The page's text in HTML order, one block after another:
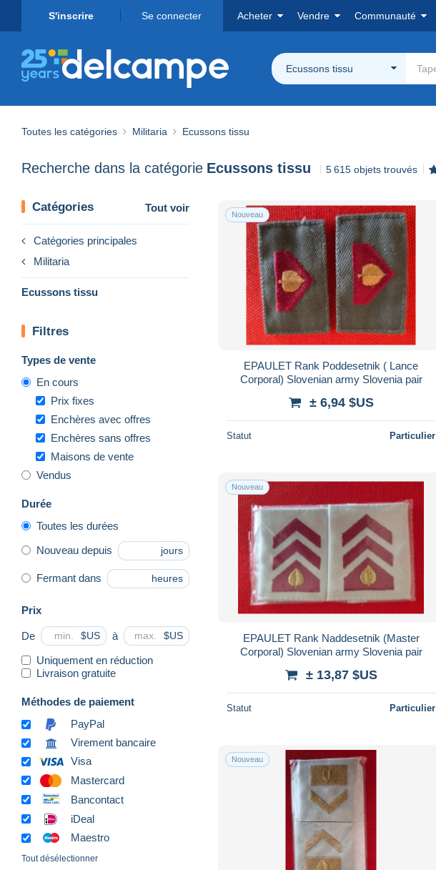
S'inscrire Se connecter Acheter Vendre Communauté
Ecussons tissu
Toutes les catégories Militaria Ecussons tissu
Recherche dans la catégorie Ecussons tissu 5 615 objets trouvés
Catégories Tout voir
Catégories principales
Militaria
Ecussons tissu
Filtres
Types de vente
En cours
Prix fixes
Enchères avec offres
Enchères sans offres
Maisons de vente
Vendus
Durée
Toutes les durées
Nouveau depuis jours
Fermant dans heures
Prix
De $US à $US
Uniquement en réduction
Livraison gratuite
Méthodes de paiement
PayPal
Virement bancaire
Visa
Mastercard
Bancontact
iDeal
Maestro
Tout désélectionner
Nouveau
EPAULET Rank Poddesetnik ( Lance
Corporal) Slovenian army Slovenia pair
± 6,94 $US
Statut Particulier
Nouveau
EPAULET Rank Naddesetnik (Master
Corporal) Slovenian army Slovenia pair
± 13,87 $US
Statut Particulier
Nouveau